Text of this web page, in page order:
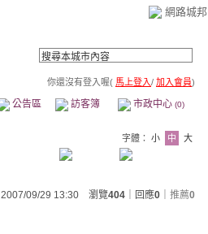
網路城邦
你還沒有登入喔( 馬上登入/ 加入會員)
公告區 訪客簿 市政中心 (0)
字體： 小 中 大
2007/09/29 13:30 瀏覽404 ｜回應0 推薦0